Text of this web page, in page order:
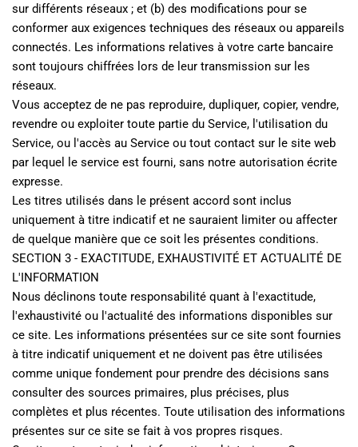
sur différents réseaux ; et (b) des modifications pour se
conformer aux exigences techniques des réseaux ou appareils
connectés. Les informations relatives à votre carte bancaire
sont toujours chiffrées lors de leur transmission sur les
réseaux.
Vous acceptez de ne pas reproduire, dupliquer, copier, vendre,
revendre ou exploiter toute partie du Service, l'utilisation du
Service, ou l'accès au Service ou tout contact sur le site web
par lequel le service est fourni, sans notre autorisation écrite
expresse.
Les titres utilisés dans le présent accord sont inclus
uniquement à titre indicatif et ne sauraient limiter ou affecter
de quelque manière que ce soit les présentes conditions.
SECTION 3 - EXACTITUDE, EXHAUSTIVITÉ ET ACTUALITÉ DE
L'INFORMATION
Nous déclinons toute responsabilité quant à l'exactitude,
l'exhaustivité ou l'actualité des informations disponibles sur
ce site. Les informations présentées sur ce site sont fournies
à titre indicatif uniquement et ne doivent pas être utilisées
comme unique fondement pour prendre des décisions sans
consulter des sources primaires, plus précises, plus
complètes et plus récentes. Toute utilisation des informations
présentes sur ce site se fait à vos propres risques.